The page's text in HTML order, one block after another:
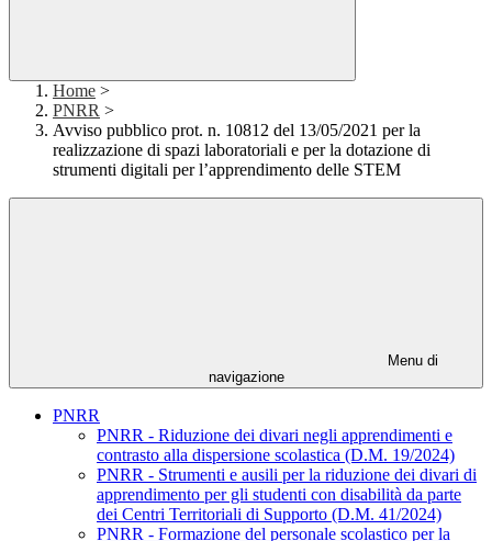
Home >
PNRR >
Avviso pubblico prot. n. 10812 del 13/05/2021 per la
realizzazione di spazi laboratoriali e per la dotazione di
strumenti digitali per l’apprendimento delle STEM
Menu di
navigazione
PNRR
PNRR - Riduzione dei divari negli apprendimenti e
contrasto alla dispersione scolastica (D.M. 19/2024)
PNRR - Strumenti e ausili per la riduzione dei divari di
apprendimento per gli studenti con disabilità da parte
dei Centri Territoriali di Supporto (D.M. 41/2024)
PNRR - Formazione del personale scolastico per la